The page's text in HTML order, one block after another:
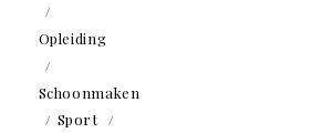
Opleiding
Schoonmaken
Sport